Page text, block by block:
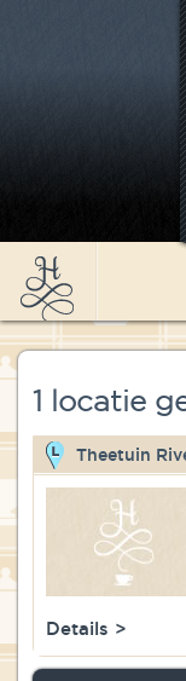
High Tea
Recepten
Thee
Nieuws &
Over High Tea
Contact
1 locatie
Theetuin
Details >